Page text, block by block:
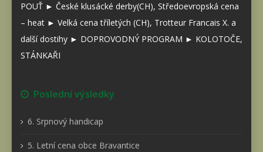
POUŤ ► České klusácké derby(CH), Středoevropská cena
– heat ► Velká cena tříletých (CH), Trotteur Francais X. a
další dostihy ► DOPROVODNÝ PROGRAM ► KOLOTOČE,
STÁNKAŘI
Poslední výsledky
6. Srpnový handicap
5. Letní cena obce Bravantice